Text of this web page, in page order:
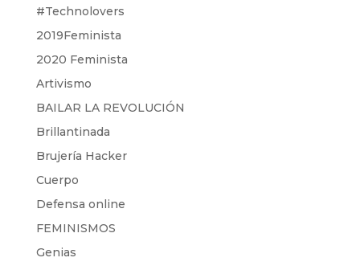
#Technolovers
2019Feminista
2020 Feminista
Artivismo
BAILAR LA REVOLUCIÓN
Brillantinada
Brujería Hacker
Cuerpo
Defensa online
FEMINISMOS
Genias